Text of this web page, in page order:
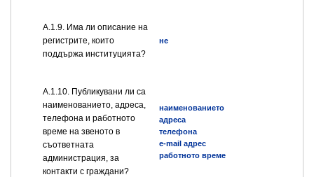
А.1.9. Има ли описание на
регистрите, които
поддържа институцията?
не
А.1.10. Публикувани ли са
наименованието, адреса,
телефона и работното
време на звеното в
съответната
администрация, за
контакти с граждани?
наименованието
адреса
телефона
e-mail адрес
работното време